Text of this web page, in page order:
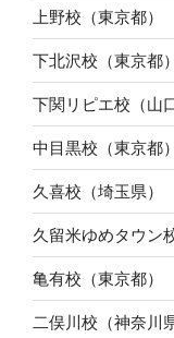
上野校（東京都）
下北沢校（東京都）
下関リピエ校（山
中目黒校（東京都）
久喜校（埼玉県）
久留米ゆめタウン
亀有校（東京都）
二俣川校（神奈川